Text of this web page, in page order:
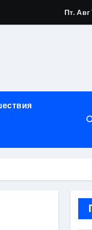
долгосрочных
Пт.